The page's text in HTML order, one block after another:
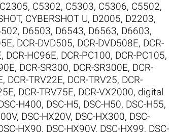
C2305, C5302, C5303, C5306, C5502,
, CYBERSHOT U, D2005, D2203,
, D6503, D6543, D6563, D6603,
, DCR-DVD505, DCR-DVD508E, DCR-
, DCR-HC96E, DCR-PC100, DCR-PC105,
, DCR-SR300, DCR-SR300E, DCR-
, DCR-TRV22E, DCR-TRV25, DCR-
, DCR-TRV75E, DCR-VX2000, digital
H400, DSC-H5, DSC-H50, DSC-H55,
, DSC-HX20V, DSC-HX300, DSC-
HX90, DSC-HX90V, DSC-HX99, DSC-